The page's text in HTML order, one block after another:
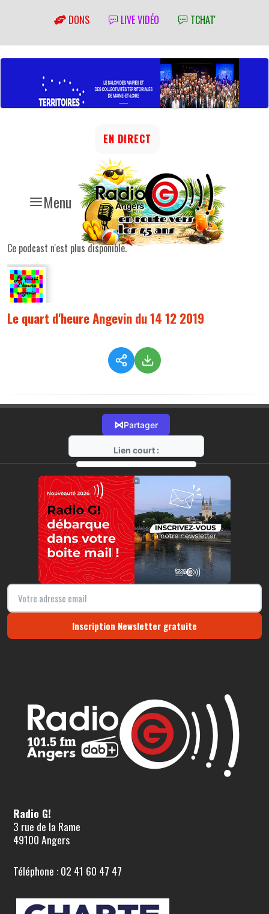
DONS LIVE VIDÉO TCHAT'
Menu
EN DIRECT
Ce podcast n'est plus disponible.
Le quart d'heure Angevin du 14 12 2019
⋈Partager
Lien court :
https://radio-g.fr?9812
⧉
Inscription Newsletter gratuite
Radio G!
3 rue de la Rame
49100 Angers
Téléphone : 02 41 60 47 47